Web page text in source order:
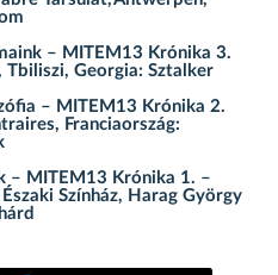
– MITEM13 Krónika 3.
Tbiliszi, Georgia: Sztalker
– MITEM13 Krónika 2.
Franciaország:
– MITEM13 Krónika 1. –
Színház, Harag György